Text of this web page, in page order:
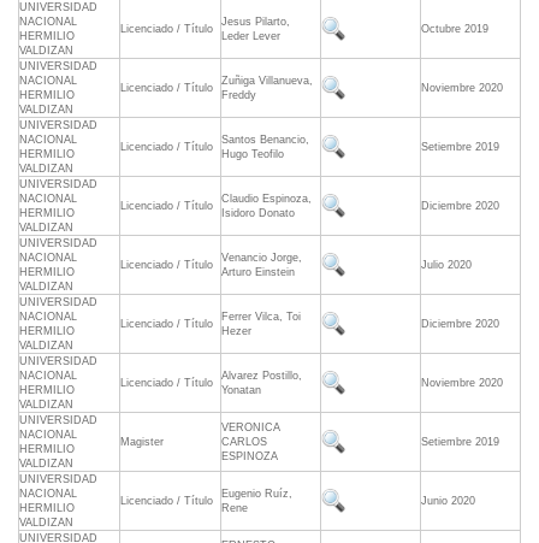
UNIVERSIDAD
NACIONAL
HERMILIO
VALDIZAN
Licenciado / Título
Jesus Pilarto,
Leder Lever
Octubre 2019
UNIVERSIDAD
NACIONAL
HERMILIO
VALDIZAN
Licenciado / Título
Zuñiga Villanueva,
Freddy
Noviembre 2020
UNIVERSIDAD
NACIONAL
HERMILIO
VALDIZAN
Licenciado / Título
Santos Benancio,
Hugo Teofilo
Setiembre 2019
UNIVERSIDAD
NACIONAL
HERMILIO
VALDIZAN
Licenciado / Título
Claudio Espinoza,
Isidoro Donato
Diciembre 2020
UNIVERSIDAD
NACIONAL
HERMILIO
VALDIZAN
Licenciado / Título
Venancio Jorge,
Arturo Einstein
Julio 2020
UNIVERSIDAD
NACIONAL
HERMILIO
VALDIZAN
Licenciado / Título
Ferrer Vilca, Toi
Hezer
Diciembre 2020
UNIVERSIDAD
NACIONAL
HERMILIO
VALDIZAN
Licenciado / Título
Alvarez Postillo,
Yonatan
Noviembre 2020
UNIVERSIDAD
NACIONAL
HERMILIO
VALDIZAN
Magister
VERONICA
CARLOS
ESPINOZA
Setiembre 2019
UNIVERSIDAD
NACIONAL
HERMILIO
VALDIZAN
Licenciado / Título
Eugenio Ruíz,
Rene
Junio 2020
UNIVERSIDAD